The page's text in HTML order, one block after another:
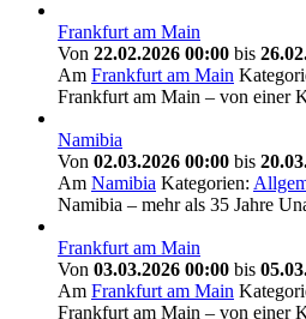
Frankfurt am Main
Von 22.02.2026 00:00 bis
Am Frankfurt am Main
Frankfurt am Main – von einer
Namibia
Von 02.03.2026 00:00 bis
Am Namibia Kategorien:
Namibia – mehr als 35 Jahre
Frankfurt am Main
Von 03.03.2026 00:00 bis
Am Frankfurt am Main
Frankfurt am Main – von einer